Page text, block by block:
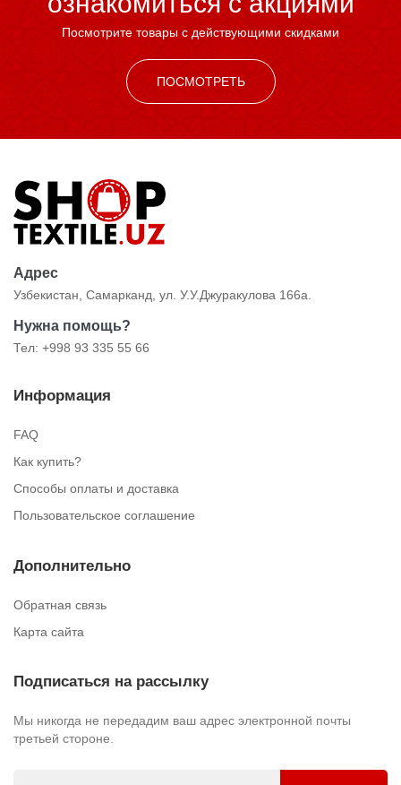
Посмотрите товары с действующими скидками
ПОСМОТРЕТЬ
Адрес
Узбекистан, Самарканд, ул. У.У.Джуракулова 166а.
Нужна помощь?
Тел: +998 93 335 55 66
Информация
FAQ
Как купить?
Способы оплаты и доставка
Пользовательское соглашение
Дополнительно
Обратная связь
Карта сайта
Подписаться на рассылку
Мы никогда не передадим ваш адрес электронной почты
третьей стороне.